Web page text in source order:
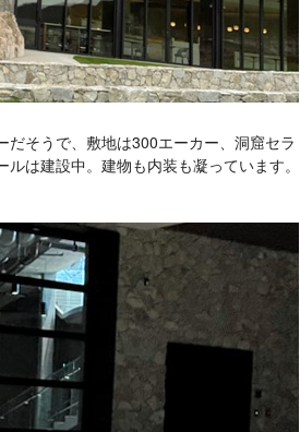
そうで、敷地は300エーカー、洞窟セラ
は建設中。建物も内装も凝っています。